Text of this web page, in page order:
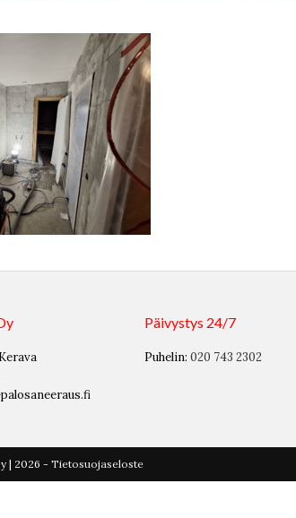
Päivystys 24/7
Puhelin: 020 743 2302
| 2026 - Tietosuojaseloste